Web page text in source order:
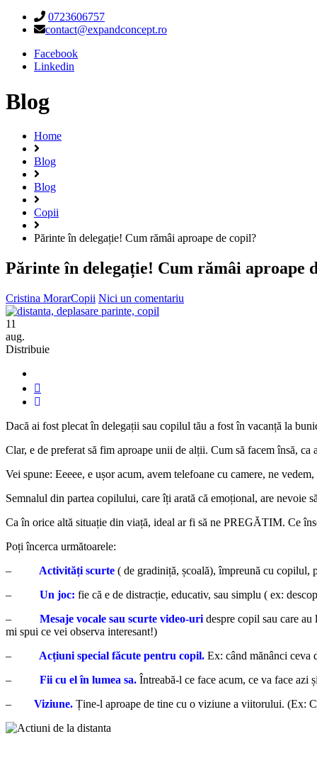
0723606757
contact@expandconcept.ro
Facebook
Linkedin
Blog
Home
Blog
Blog
Copii
Părinte în delegație! Cum rămâi aproape de copil?
Părinte în delegație! Cum rămâi aproape
Cristina MorarCopii Nici un comentariu
11
aug.
Distribuie
Dacă ai fost plecat în delegații sau copilul tău a fost în vacanță la
Clar, e de preferat să fim aproape unii de alții. Cum să facem însă,
Vei spune: Eeeee, e ușor acum, avem telefoane cu camere, ne
Semnalul din partea copilului, care îți arată că emoțional, are
Ca în orice altă situație din viață, ideal ar fi să ne PREGĂTIM. Ce
Poți încerca următoarele:
–
Activități scurte ( de gradiniță, școală), împreună cu copilul,
–
Un joc: fie că e de distracție, educativ, sau simplu ( ex:
–
Mesaje vocale sau scurte video-uri despre copil sau care
mi spui ce vei observa interesant!)
–
Acțiuni special făcute pentru copil. Ex: când mănânci ceva
–
Fii cu el în lumea sa. Întreabă-l ce face acum, ce va face
–
Viziune. Ține-l aproape de tine cu o viziune a viitorului. (Ex: